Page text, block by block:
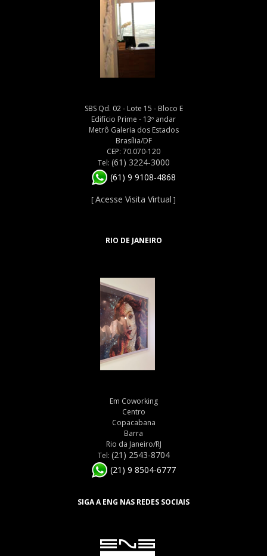
SBS Qd. 02 - Lote 15 - Bloco E
Edifício Prime - 13º andar
Metrô Galeria dos Estados
Brasília/DF
CEP: 70.070-120
Tel: (61) 3224-3000
(61) 9 9108-4868
[Acesse Visita Virtual ]
RIO DE JANEIRO
Em Coworking
Centro
Copacabana
Barra
Rio da Janeiro/RJ
Tel: (21) 2543-8704
(21) 9 8504-6777
SIGA A ENG NAS REDES SOCIAIS